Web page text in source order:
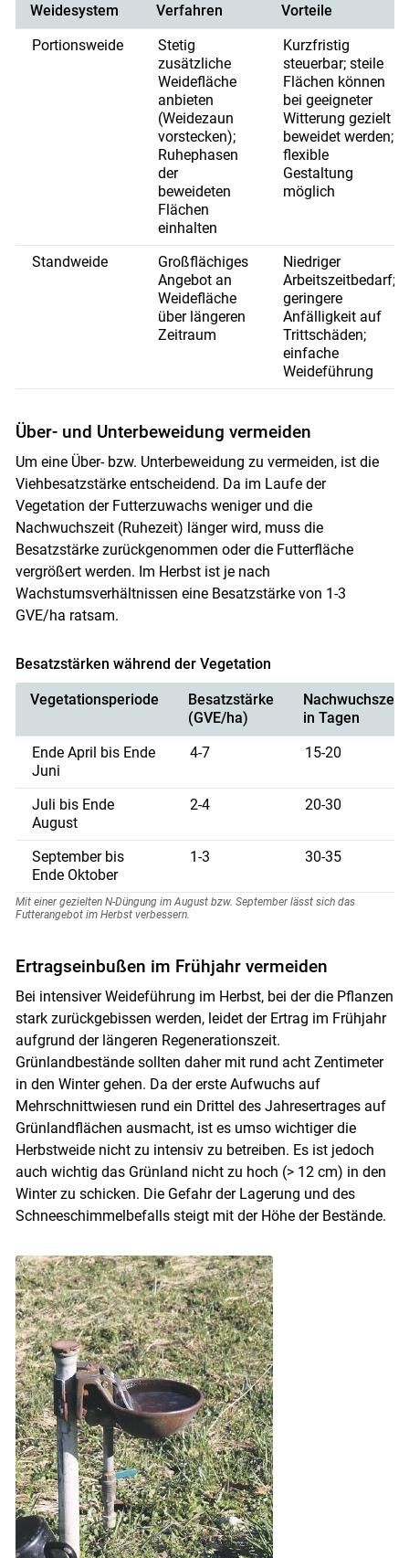
Weidesystem Verfahren
Vorteile
Portionsweide
Stetig
zusätzliche
Weidefläche
anbieten
(Weidezaun
vorstecken);
Ruhephasen
der
beweideten
Flächen
einhalten
Kurzfristig
steuerbar; steile
Flächen können
bei geeigneter
Witterung gezielt
beweidet werden;
flexible
Gestaltung
möglich
Standweide
Großflächiges
Angebot an
Weidefläche
über längeren
Zeitraum
Niedriger
Arbeitszeitbedarf;
geringere
Anfälligkeit auf
Trittschäden;
einfache
Weideführung
Über- und Unterbeweidung vermeiden
Um eine Über- bzw. Unterbeweidung zu vermeiden, ist die
Viehbesatzstärke entscheidend. Da im Laufe der
Vegetation der Futterzuwachs weniger und die
Nachwuchszeit (Ruhezeit) länger wird, muss die
Besatzstärke zurückgenommen oder die Futterfläche
vergrößert werden. Im Herbst ist je nach
Wachstumsverhältnissen eine Besatzstärke von 1-3
GVE/ha ratsam.
Besatzstärken während der Vegetation
Vegetationsperiode
Besatzstärke
(GVE/ha)
Nachwuchszeit
in Tagen
Ende April bis Ende
Juni
4-7 15-20
Juli bis Ende
August
2-4 20-30
September bis
Ende Oktober
1-3 30-35
Mit einer gezielten N-Düngung im August bzw. September lässt sich das
Futterangebot im Herbst verbessern.
Ertragseinbußen im Frühjahr vermeiden
Bei intensiver Weideführung im Herbst, bei der die Pflanzen
stark zurückgebissen werden, leidet der Ertrag im Frühjahr
aufgrund der längeren Regenerationszeit.
Grünlandbestände sollten daher mit rund acht Zentimeter
in den Winter gehen. Da der erste Aufwuchs auf
Mehrschnittwiesen rund ein Drittel des Jahresertrages auf
Grünlandflächen ausmacht, ist es umso wichtiger die
Herbstweide nicht zu intensiv zu betreiben. Es ist jedoch
auch wichtig das Grünland nicht zu hoch (> 12 cm) in den
Winter zu schicken. Die Gefahr der Lagerung und des
Schneeschimmelbefalls steigt mit der Höhe der Bestände.